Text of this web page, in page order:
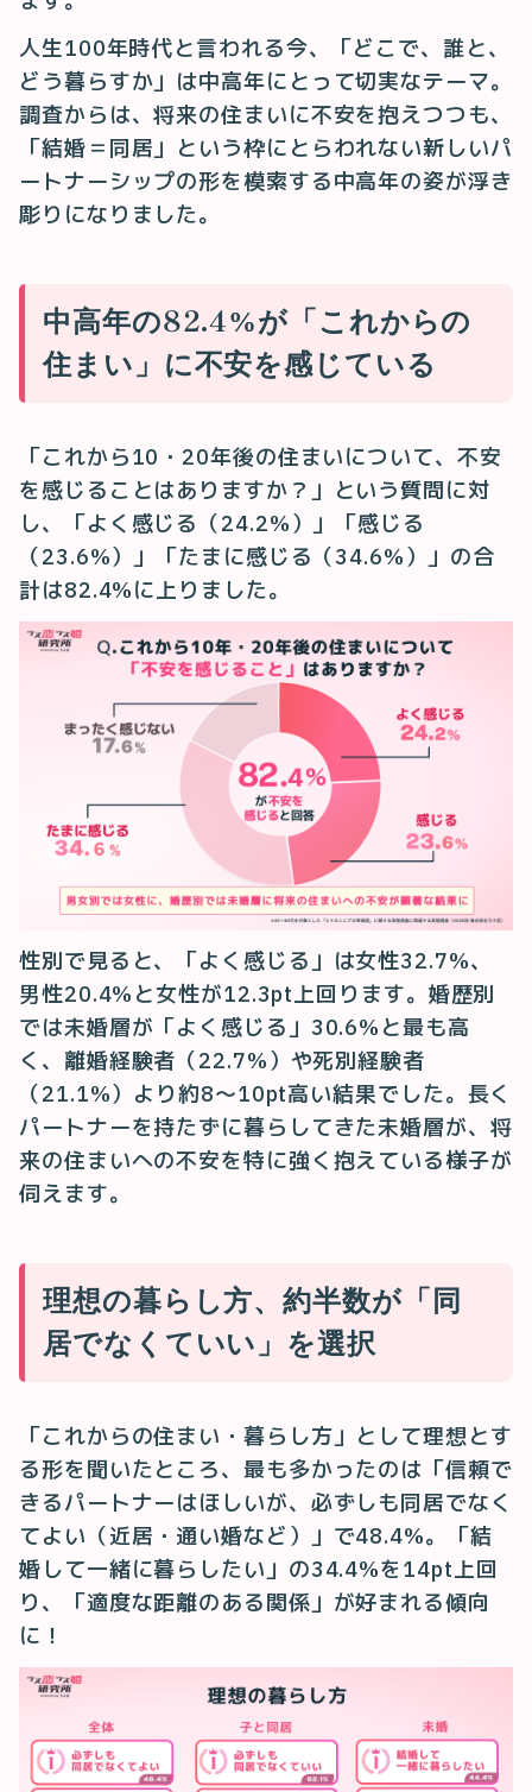
人生100年時代と言われる今、「どこで、誰と、
どう暮らすか」は中高年にとって切実なテーマ。
調査からは、将来の住まいに不安を抱えつつも、
「結婚＝同居」という枠にとらわれない新しいパ
ートナーシップの形を模索する中高年の姿が浮き
彫りになりました。
中高年の82.4%が「これからの
住まい」に不安を感じている
「これから10・20年後の住まいについて、不安
を感じることはありますか？」という質問に対
し、「よく感じる（24.2%）」「感じる
（23.6%）」「たまに感じる（34.6%）」の合
計は82.4%に上りました。
性別で見ると、「よく感じる」は女性32.7%、
男性20.4%と女性が12.3pt上回ります。婚歴別
では未婚層が「よく感じる」30.6%と最も高
く、離婚経験者（22.7%）や死別経験者
（21.1%）より約8〜10pt高い結果でした。長く
パートナーを持たずに暮らしてきた未婚層が、将
来の住まいへの不安を特に強く抱えている様子が
伺えます。
理想の暮らし方、約半数が「同
居でなくていい」を選択
「これからの住まい・暮らし方」として理想とす
る形を聞いたところ、最も多かったのは「信頼で
きるパートナーはほしいが、必ずしも同居でなく
てよい（近居・通い婚など）」で48.4%。「結
婚して一緒に暮らしたい」の34.4%を14pt上回
り、「適度な距離のある関係」が好まれる傾向
に！